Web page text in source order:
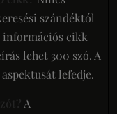
szándéktól
információs cikk
lehet 300 szó. A
lefedje.
A